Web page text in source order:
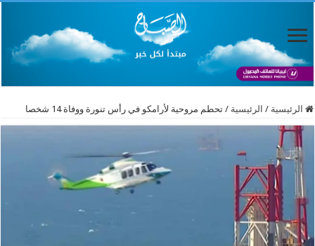
الرئيسية / الرئيسية / تحطم مروحية لأرامكو في رأس تنورة ووفاة 14 شخصا